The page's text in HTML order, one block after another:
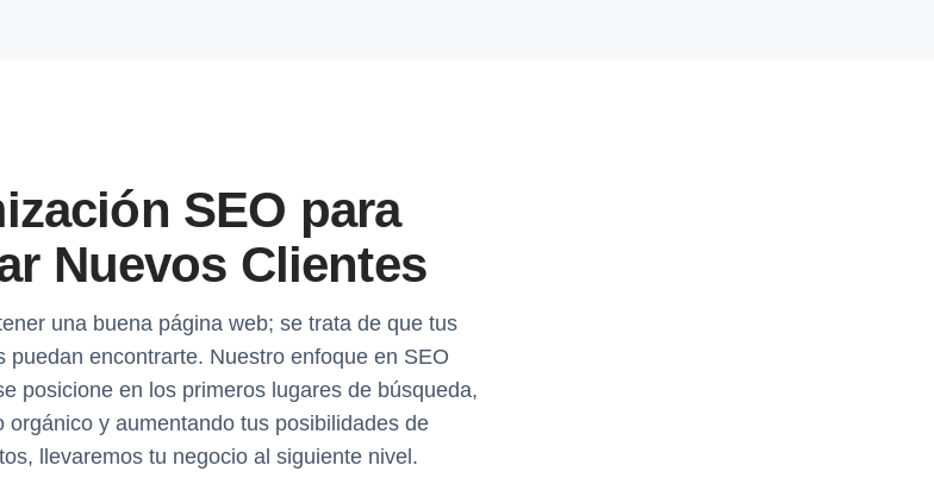
SEO para
Nuevos Clientes
una buena página web; se trata de que tus
puedan encontrarte. Nuestro enfoque en SEO
posicione en los primeros lugares de búsqueda,
orgánico y aumentando tus posibilidades de
llevaremos tu negocio al siguiente nivel.